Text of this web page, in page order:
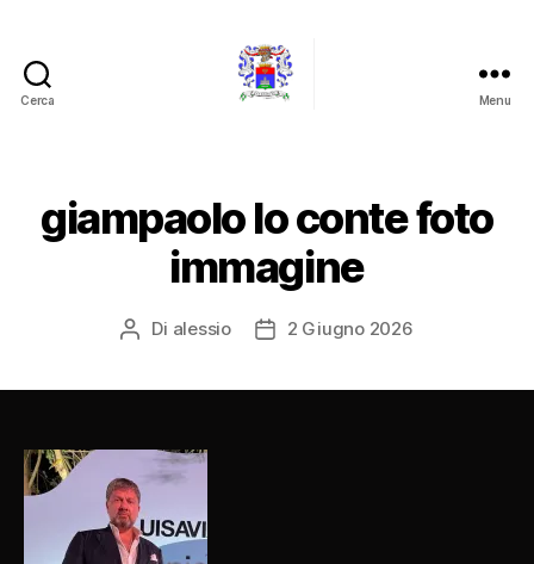
Cerca Menu
giampaolo lo conte foto
immagine
Autore
Di alessio
Data2 Giugno 2026